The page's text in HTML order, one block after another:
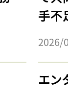
手不
2026/
エン